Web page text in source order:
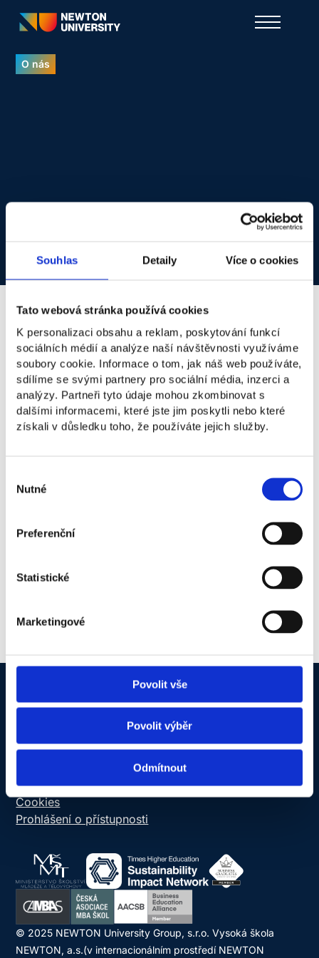
Souhlas Detaily Více o cookies
Tato webová stránka používá cookies
K personalizaci obsahu a reklam, poskytování funkcí
sociálních médií a analýze naší návštěvnosti využíváme
soubory cookie. Informace o tom, jak náš web používáte,
sdílíme se svými partnery pro sociální média, inzerci a
analýzy. Partneři tyto údaje mohou zkombinovat s
dalšími informacemi, které jste jim poskytli nebo které
získali v důsledku toho, že používáte jejich služby.
souhlasu
Nutné
Preferenční
Statistické
Marketingové
Povolit vše
Povolit výběr
Odmítnout
O nás
Martin Brablec je copywriter a expert
na obsahový marketing s 19 lety zkušeností.
Založil agenturu Hook&Tell, publikuje, přednáší
a školí. Obsahový marketing a copywriting
vyučoval na NEWTON College a Masarykově
univerzitě. Jako mentor programu
zakladatel agentury Hook&Tell a copywriter
Online schránka důvěry
Ochrana osobních údajů
Úřední deska
Cookies
Prohlášení o přístupnosti
© 2025 NEWTON University Group, s.r.o. Vysoká škola
NEWTON, a.s.(v internacionálním prostředí NEWTON